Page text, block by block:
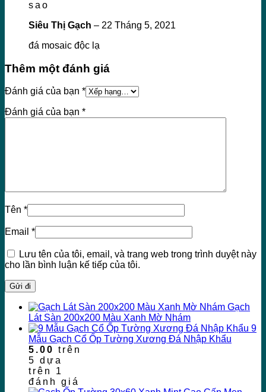
sao
Siêu Thị Gạch – 22 Tháng 5, 2021
đá mosaic độc lạ
Thêm một đánh giá
Đánh giá của bạn *
Đánh giá của bạn *
Tên *
Email *
Lưu tên của tôi, email, và trang web trong trình duyệt này
cho lần bình luận kế tiếp của tôi.
Gạch
Lát Sàn 200x200 Màu Xanh Mờ Nhám
9
Mẫu Gạch Cổ Ốp Tường Xương Đá Nhập Khẩu
5.00 trên
5 dựa
trên 1
đánh giá